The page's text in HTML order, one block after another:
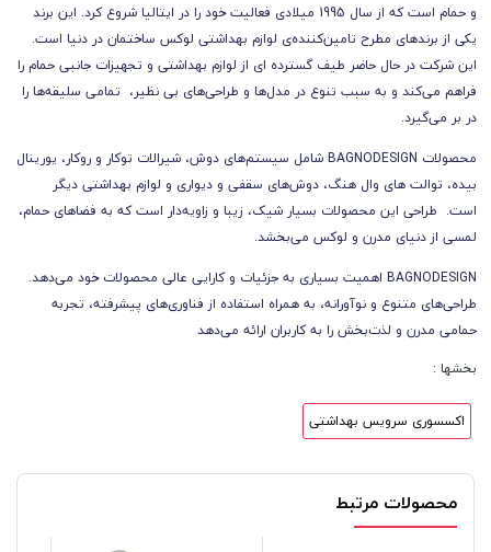
و حمام است که از سال 1995 میلادی فعالیت خود را در ایتالیا شروع کرد.
این برند
یکی از برندهای مطرح تامین‌کننده‌ی لوازم بهداشتی لوکس ساختمان در دنیا است.
این شرکت در حال حاضر طیف گسترده ای از لوازم بهداشتی و تجهیزات جانبی حمام را
فراهم می‌کند و به سبب تنوع در مدل‌ها و طراحی‌های بی نظیر، تمامی سلیقه‌ها را
در بر می‌گیرد.
محصولات BAGNODESIGN شامل سیستم‌های دوش، شیرالات توکار و روکار، یورینال
بیده، توالت های وال هنگ، دوش‌های سقفی و دیواری و لوازم بهداشتی دیگر
است. طراحی این محصولات بسیار شیک، زیبا و زاویه‌دار است که به فضاهای حمام،
لمسی از دنیای مدرن و لوکس می‌بخشد.
BAGNODESIGN اهمیت بسیاری به جزئیات و کارایی عالی محصولات خود می‌دهد.
طراحی‌های متنوع و نوآورانه، به همراه استفاده از فناوری‌های پیشرفته، تجربه
حمامی مدرن و لذت‌بخش را به کاربران ارائه می‌دهد
بخشها :
اکسسوری سرویس بهداشتی
محصولات مرتبط